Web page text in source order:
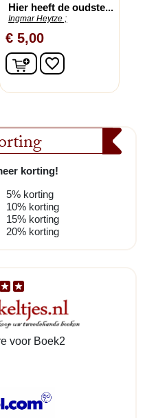
korting!
5% korting
10% korting
15% korting
20% korting
voor Boek2
Hier heeft de oudste...
Ingmar Heytze ;
€ 5,00
In winkelwagen
favorite_border